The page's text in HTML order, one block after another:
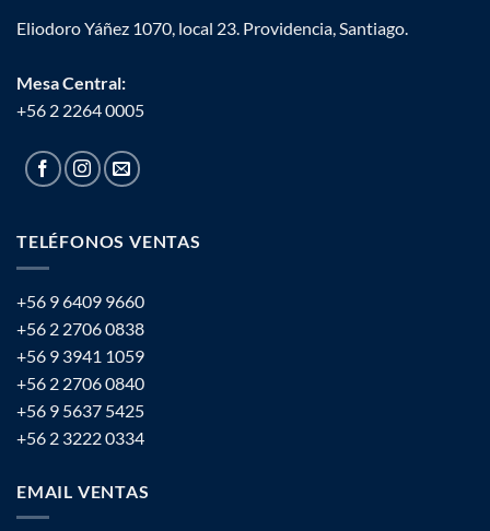
Eliodoro Yáñez 1070, local 23. Providencia, Santiago.
Mesa Central:
+56 2 2264 0005
TELÉFONOS VENTAS
+56 9 6409 9660
+56 2 2706 0838
+56 9 3941 1059
+56 2 2706 0840
+56 9 5637 5425
+56 2 3222 0334
EMAIL VENTAS